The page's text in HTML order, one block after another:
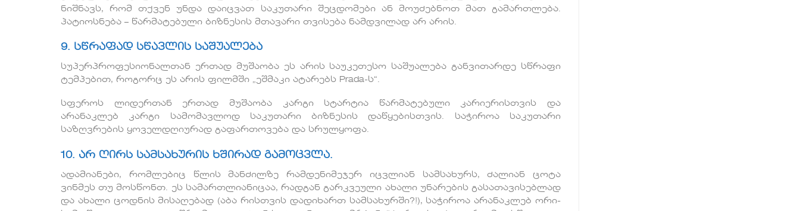
ნიშნავს, რომ თქვენ უნდა დაიცვათ საკუთარი შეცდომები ან მოუძებნოთ მათ გამართლება.
პატიოსნება – წარმატებული ბიზნესის მთავარი თვისება ნამდვილად არ არის.
9. სწრაფად სწავლის საშუალება
სუპერპროფესიონალთან ერთად მუშაობა ეს არის საუკეთესო საშუალება განვითარდე სწრაფი
ტემპებით, როგორც ეს არის ფილმში „ეშმაკი ატარებს Prada-ს“.
სფეროს ლიდერთან ერთად მუშაობა კარგი სტარტია წარმატებული კარიერისთვის და
არანაკლებ კარგი სამომავლოდ საკუთარი ბიზნესის დაწყებისთვის. საჭიროა საკუთარი
საზღვრების ყოველდღიურად გაფართოვება და სრულყოფა.
10. არ ღირს სამსახურის ხშირად გამოცვლა.
ადამიანები, რომლებიც წლის მანძილზე რამდენიმეჯერ იცვლიან სამსახურს, ძალიან ცოტა
ვინმეს თუ მოსწონთ. ეს სამართლიანიცაა, რადგან გარკვეული ახალი უნარების გასათავისებლად
და ახალი ცოდნის მისაღებად (აბა რისთვის დადიხართ სამსახურში?!), საჭიროა არანაკლებ ორი-